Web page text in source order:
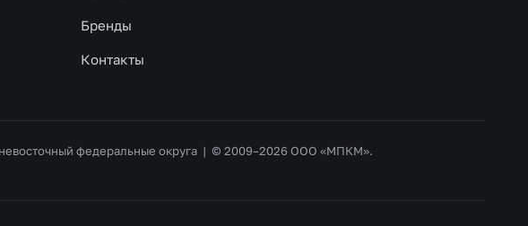
Бренды
Контакты
федеральные округа | © 2009–2026 ООО «МПКМ».